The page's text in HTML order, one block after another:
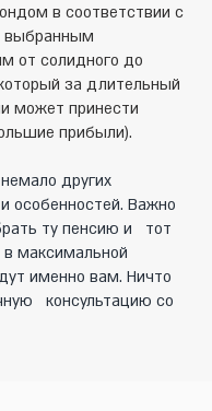
в соответствии с
выбранным
от солидного до
за длительный
может принести
прибыли).
других
особенностей. Важно
ту пенсию и тот
максимальной
именно вам. Ничто
консультацию со